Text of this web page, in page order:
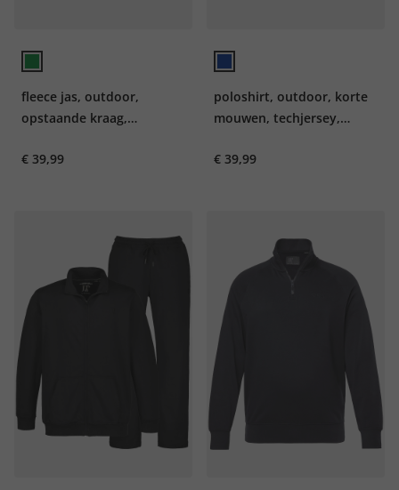
fleece jas, outdoor,
opstaande kraag,
€ 39,99
poloshirt, outdoor, korte
mouwen, techjersey,
€ 39,99